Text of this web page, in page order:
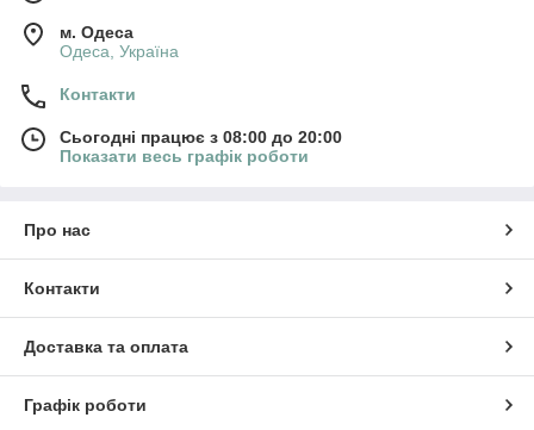
м. Одеса
Одеса, Україна
Контакти
Сьогодні працює з 08:00 до 20:00
Показати весь графік роботи
Про нас
Контакти
Доставка та оплата
Графік роботи